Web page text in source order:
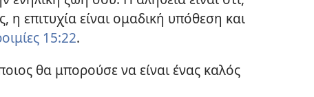
η επιτυχία είναι ομαδική υπόθεση και
15:22.
θα μπορούσε να είναι ένας καλός